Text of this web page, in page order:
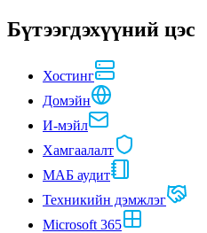
Бүтээгдэхүүний цэс
Хостинг
Домэйн
И-мэйл
Хамгаалалт
МАБ аудит
Техникийн дэмжлэг
Microsoft 365